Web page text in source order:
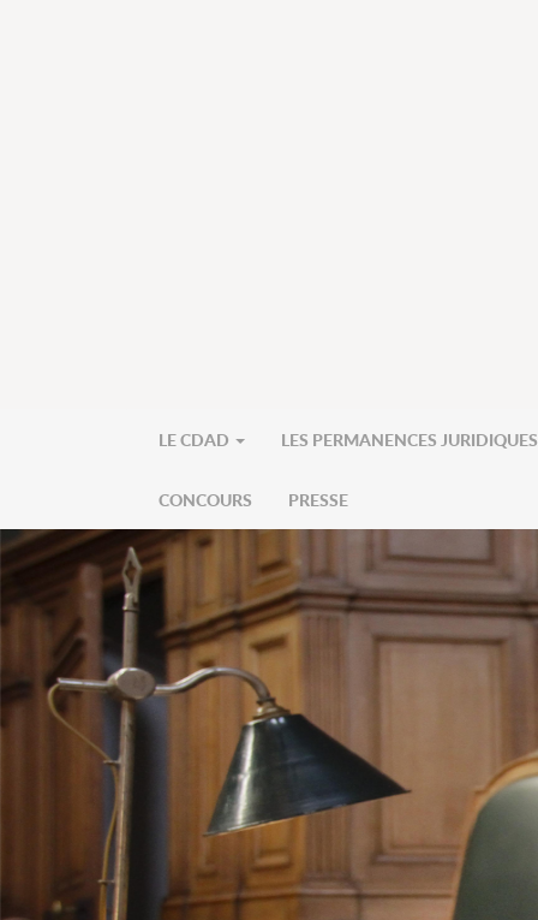
LE CDAD LES PERMANENCES JURIDIQUES
CONCOURS PRESSE